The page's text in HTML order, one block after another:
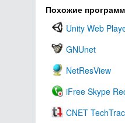
Похожие
Unity Web
GNUnet
NetResView
iFree Skype
CNET